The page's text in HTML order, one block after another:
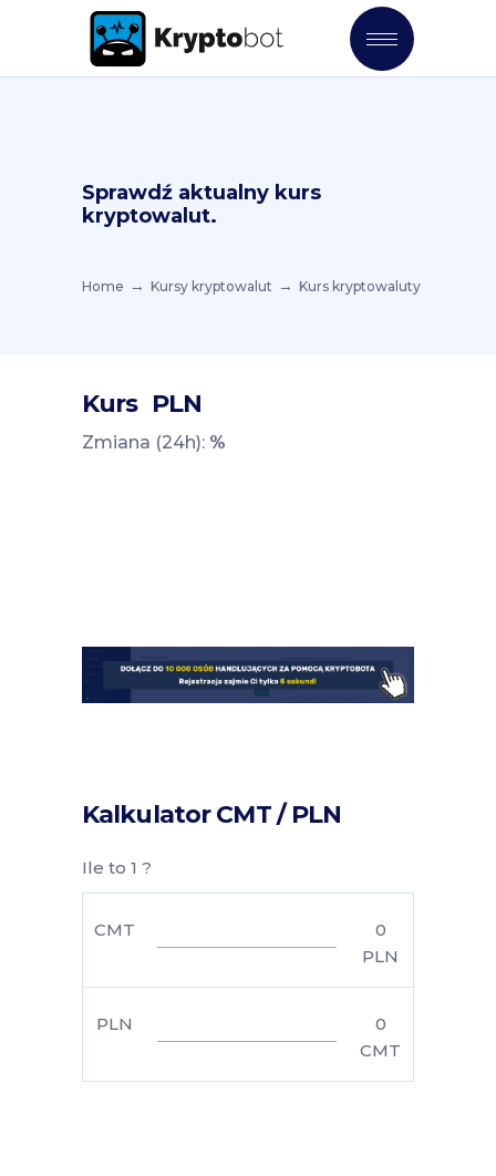
Sprawdź aktualny kurs
kryptowalut.
Home Kursy kryptowalut Kurs kryptowaluty
Kurs PLN
Zmiana (24h): %
Kalkulator CMT / PLN
Ile to 1 ?
CMT
0
PLN
PLN
0
CMT